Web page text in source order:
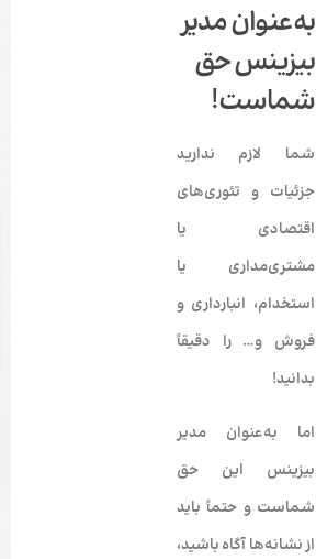
به‌عنوان مدیر
بیزینس حق‌
شماست!
شما لازم ندارید
جزئیات و تئوری‌های
اقتصادی یا
مشتری‌مداری یا
استخدام، انبارداری و
فروش و… را دقیقاً
بدانید!
اما به‌عنوان مدیر
بیزینس این حق
شماست و حتماً باید
از نشانه‌ها آگاه باشید،